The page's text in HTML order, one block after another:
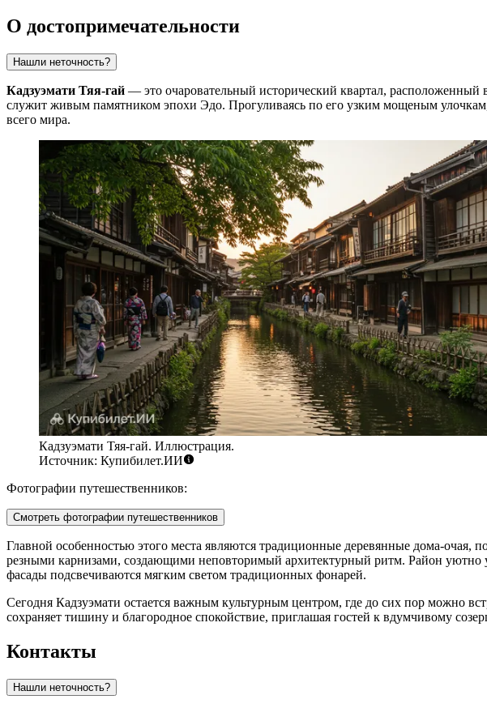
О достопримечательности
Нашли неточность?
Кадзуэмати Тяя-гай — это очаровательный исторический квартал, расположенный
служит живым памятником эпохи Эдо. Прогуливаясь по его узким мощеным
всего мира.
Кадзуэмати Тяя-гай. Иллюстрация.
Источник: Купибилет.ИИ
Фотографии путешественников:
Смотреть фотографии путешественников
Главной особенностью этого места являются традиционные деревянные дома-очая,
резными карнизами, создающими неповторимый архитектурный ритм. Район уютно
фасады подсвечиваются мягким светом традиционных фонарей.
Сегодня Кадзуэмати остается важным культурным центром, где до сих пор можно
сохраняет тишину и благородное спокойствие, приглашая гостей к вдумчивому
Контакты
Нашли неточность?